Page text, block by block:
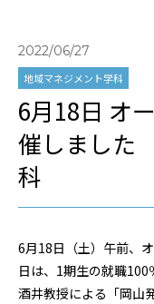
2022/06/27
地域マネジメント学科
6月18日 オ
催しました
科
6月18日（土）午前、
日は、 1期生の就職100
酒井教授による「岡山